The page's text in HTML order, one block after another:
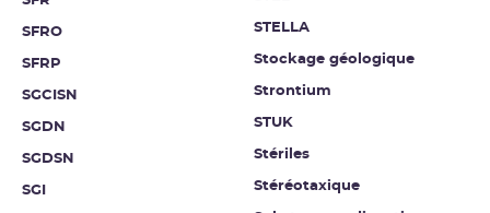
SFRO
SFRP
SGCISN
SGDN
SGDSN
SGI
STELLA
Stockage géologique
Strontium
STUK
Stériles
Stéréotaxique